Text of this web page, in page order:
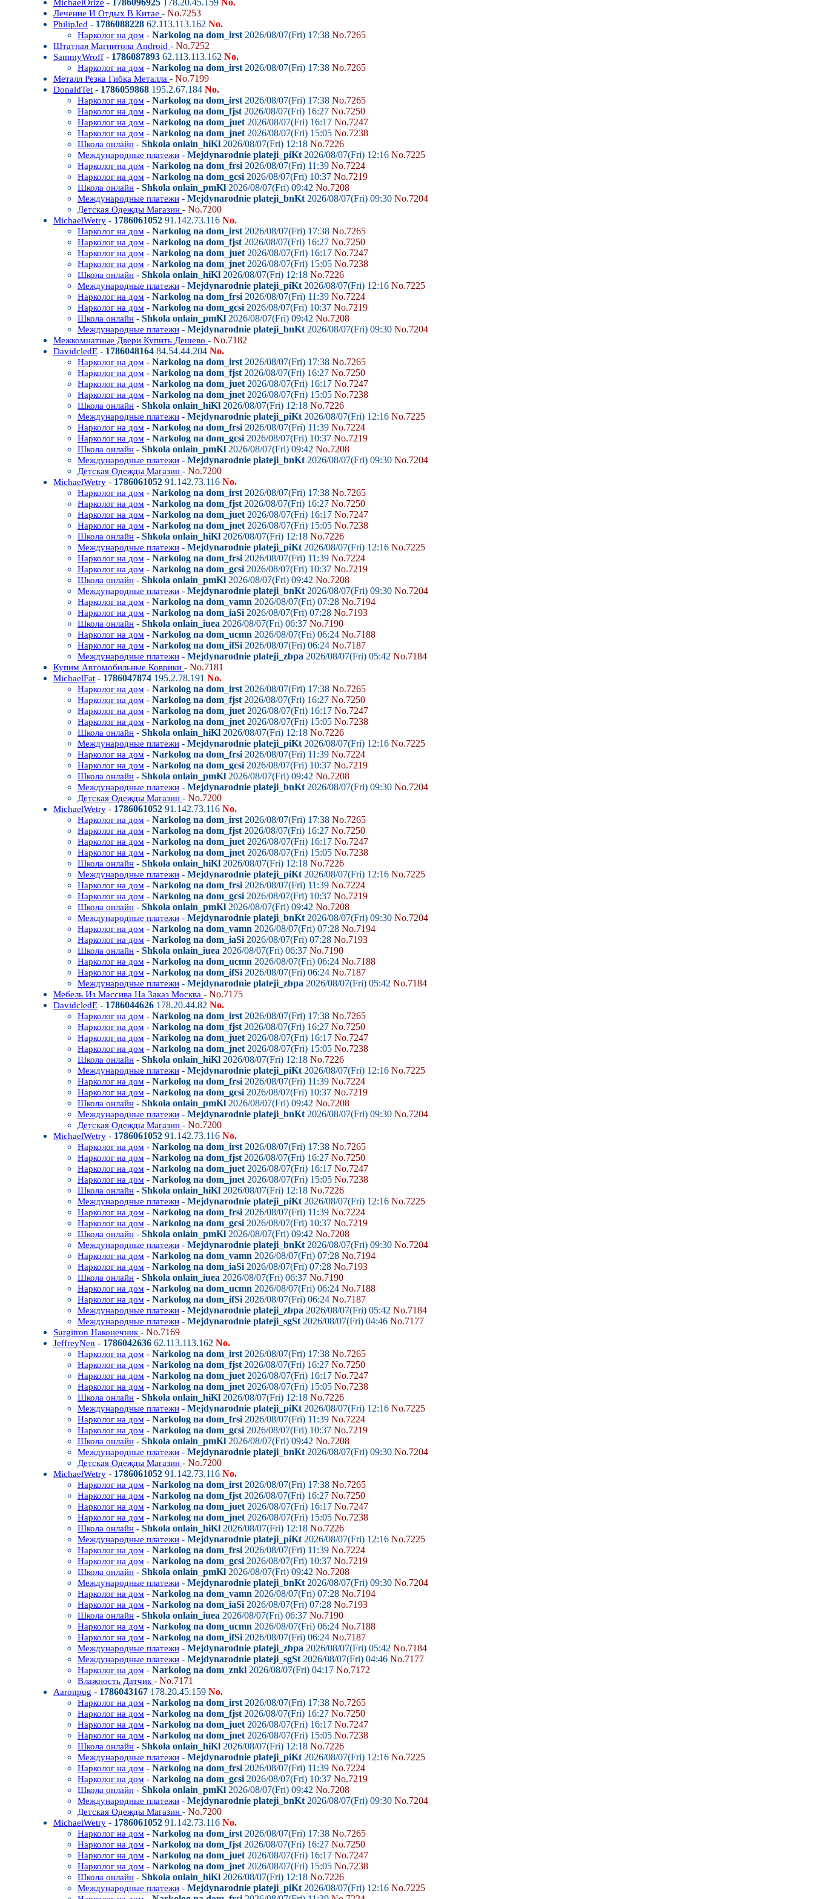
MichaelOrize - 1786096925 178.20.45.159 No.
Лечение И Отдых В Китае - No.7253
PhilipJed - 1786088228 62.113.113.162 No.
Нарколог на дом - Narkolog na dom_irst 2026/08/07(Fri) 17:38 No.7265
Штатная Магнитола Android - No.7252
SammyWroff - 1786087893 62.113.113.162 No.
Нарколог на дом - Narkolog na dom_irst 2026/08/07(Fri) 17:38 No.7265
Металл Резка Гибка Металла - No.7199
DonaldTet - 1786059868 195.2.67.184 No.
Нарколог на дом - Narkolog na dom_irst 2026/08/07(Fri) 17:38 No.7265
Нарколог на дом - Narkolog na dom_fjst 2026/08/07(Fri) 16:27 No.7250
Нарколог на дом - Narkolog na dom_juet 2026/08/07(Fri) 16:17 No.7247
Нарколог на дом - Narkolog na dom_jnet 2026/08/07(Fri) 15:05 No.7238
Школа онлайн - Shkola onlain_hiKl 2026/08/07(Fri) 12:18 No.7226
Международные платежи - Mejdynarodnie plateji_piKt 2026/08/07(Fri) 12:16 No.7225
Нарколог на дом - Narkolog na dom_frsi 2026/08/07(Fri) 11:39 No.7224
Нарколог на дом - Narkolog na dom_gcsi 2026/08/07(Fri) 10:37 No.7219
Школа онлайн - Shkola onlain_pmKl 2026/08/07(Fri) 09:42 No.7208
Международные платежи - Mejdynarodnie plateji_bnKt 2026/08/07(Fri) 09:30 No.7204
Детская Одежды Магазин - No.7200
MichaelWetry - 1786061052 91.142.73.116 No.
Нарколог на дом - Narkolog na dom_irst 2026/08/07(Fri) 17:38 No.7265
Нарколог на дом - Narkolog na dom_fjst 2026/08/07(Fri) 16:27 No.7250
Нарколог на дом - Narkolog na dom_juet 2026/08/07(Fri) 16:17 No.7247
Нарколог на дом - Narkolog na dom_jnet 2026/08/07(Fri) 15:05 No.7238
Школа онлайн - Shkola onlain_hiKl 2026/08/07(Fri) 12:18 No.7226
Международные платежи - Mejdynarodnie plateji_piKt 2026/08/07(Fri) 12:16 No.7225
Нарколог на дом - Narkolog na dom_frsi 2026/08/07(Fri) 11:39 No.7224
Нарколог на дом - Narkolog na dom_gcsi 2026/08/07(Fri) 10:37 No.7219
Школа онлайн - Shkola onlain_pmKl 2026/08/07(Fri) 09:42 No.7208
Международные платежи - Mejdynarodnie plateji_bnKt 2026/08/07(Fri) 09:30 No.7204
Межкомнатные Двери Купить Дешево - No.7182
DavidcledE - 1786048164 84.54.44.204 No.
Нарколог на дом - Narkolog na dom_irst 2026/08/07(Fri) 17:38 No.7265
Нарколог на дом - Narkolog na dom_fjst 2026/08/07(Fri) 16:27 No.7250
Нарколог на дом - Narkolog na dom_juet 2026/08/07(Fri) 16:17 No.7247
Нарколог на дом - Narkolog na dom_jnet 2026/08/07(Fri) 15:05 No.7238
Школа онлайн - Shkola onlain_hiKl 2026/08/07(Fri) 12:18 No.7226
Международные платежи - Mejdynarodnie plateji_piKt 2026/08/07(Fri) 12:16 No.7225
Нарколог на дом - Narkolog na dom_frsi 2026/08/07(Fri) 11:39 No.7224
Нарколог на дом - Narkolog na dom_gcsi 2026/08/07(Fri) 10:37 No.7219
Школа онлайн - Shkola onlain_pmKl 2026/08/07(Fri) 09:42 No.7208
Международные платежи - Mejdynarodnie plateji_bnKt 2026/08/07(Fri) 09:30 No.7204
Детская Одежды Магазин - No.7200
MichaelWetry - 1786061052 91.142.73.116 No.
Нарколог на дом - Narkolog na dom_irst 2026/08/07(Fri) 17:38 No.7265
Нарколог на дом - Narkolog na dom_fjst 2026/08/07(Fri) 16:27 No.7250
Нарколог на дом - Narkolog na dom_juet 2026/08/07(Fri) 16:17 No.7247
Нарколог на дом - Narkolog na dom_jnet 2026/08/07(Fri) 15:05 No.7238
Школа онлайн - Shkola onlain_hiKl 2026/08/07(Fri) 12:18 No.7226
Международные платежи - Mejdynarodnie plateji_piKt 2026/08/07(Fri) 12:16 No.7225
Нарколог на дом - Narkolog na dom_frsi 2026/08/07(Fri) 11:39 No.7224
Нарколог на дом - Narkolog na dom_gcsi 2026/08/07(Fri) 10:37 No.7219
Школа онлайн - Shkola onlain_pmKl 2026/08/07(Fri) 09:42 No.7208
Международные платежи - Mejdynarodnie plateji_bnKt 2026/08/07(Fri) 09:30 No.7204
Нарколог на дом - Narkolog na dom_vamn 2026/08/07(Fri) 07:28 No.7194
Нарколог на дом - Narkolog na dom_iaSi 2026/08/07(Fri) 07:28 No.7193
Школа онлайн - Shkola onlain_iuea 2026/08/07(Fri) 06:37 No.7190
Нарколог на дом - Narkolog na dom_ucmn 2026/08/07(Fri) 06:24 No.7188
Нарколог на дом - Narkolog na dom_ifSi 2026/08/07(Fri) 06:24 No.7187
Международные платежи - Mejdynarodnie plateji_zbpa 2026/08/07(Fri) 05:42 No.7184
Купим Автомобильные Коврики - No.7181
MichaelFat - 1786047874 195.2.78.191 No.
Нарколог на дом - Narkolog na dom_irst 2026/08/07(Fri) 17:38 No.7265
Нарколог на дом - Narkolog na dom_fjst 2026/08/07(Fri) 16:27 No.7250
Нарколог на дом - Narkolog na dom_juet 2026/08/07(Fri) 16:17 No.7247
Нарколог на дом - Narkolog na dom_jnet 2026/08/07(Fri) 15:05 No.7238
Школа онлайн - Shkola onlain_hiKl 2026/08/07(Fri) 12:18 No.7226
Международные платежи - Mejdynarodnie plateji_piKt 2026/08/07(Fri) 12:16 No.7225
Нарколог на дом - Narkolog na dom_frsi 2026/08/07(Fri) 11:39 No.7224
Нарколог на дом - Narkolog na dom_gcsi 2026/08/07(Fri) 10:37 No.7219
Школа онлайн - Shkola onlain_pmKl 2026/08/07(Fri) 09:42 No.7208
Международные платежи - Mejdynarodnie plateji_bnKt 2026/08/07(Fri) 09:30 No.7204
Детская Одежды Магазин - No.7200
MichaelWetry - 1786061052 91.142.73.116 No.
Нарколог на дом - Narkolog na dom_irst 2026/08/07(Fri) 17:38 No.7265
Нарколог на дом - Narkolog na dom_fjst 2026/08/07(Fri) 16:27 No.7250
Нарколог на дом - Narkolog na dom_juet 2026/08/07(Fri) 16:17 No.7247
Нарколог на дом - Narkolog na dom_jnet 2026/08/07(Fri) 15:05 No.7238
Школа онлайн - Shkola onlain_hiKl 2026/08/07(Fri) 12:18 No.7226
Международные платежи - Mejdynarodnie plateji_piKt 2026/08/07(Fri) 12:16 No.7225
Нарколог на дом - Narkolog na dom_frsi 2026/08/07(Fri) 11:39 No.7224
Нарколог на дом - Narkolog na dom_gcsi 2026/08/07(Fri) 10:37 No.7219
Школа онлайн - Shkola onlain_pmKl 2026/08/07(Fri) 09:42 No.7208
Международные платежи - Mejdynarodnie plateji_bnKt 2026/08/07(Fri) 09:30 No.7204
Нарколог на дом - Narkolog na dom_vamn 2026/08/07(Fri) 07:28 No.7194
Нарколог на дом - Narkolog na dom_iaSi 2026/08/07(Fri) 07:28 No.7193
Школа онлайн - Shkola onlain_iuea 2026/08/07(Fri) 06:37 No.7190
Нарколог на дом - Narkolog na dom_ucmn 2026/08/07(Fri) 06:24 No.7188
Нарколог на дом - Narkolog na dom_ifSi 2026/08/07(Fri) 06:24 No.7187
Международные платежи - Mejdynarodnie plateji_zbpa 2026/08/07(Fri) 05:42 No.7184
Мебель Из Массива На Заказ Москва - No.7175
DavidcledE - 1786044626 178.20.44.82 No.
Нарколог на дом - Narkolog na dom_irst 2026/08/07(Fri) 17:38 No.7265
Нарколог на дом - Narkolog na dom_fjst 2026/08/07(Fri) 16:27 No.7250
Нарколог на дом - Narkolog na dom_juet 2026/08/07(Fri) 16:17 No.7247
Нарколог на дом - Narkolog na dom_jnet 2026/08/07(Fri) 15:05 No.7238
Школа онлайн - Shkola onlain_hiKl 2026/08/07(Fri) 12:18 No.7226
Международные платежи - Mejdynarodnie plateji_piKt 2026/08/07(Fri) 12:16 No.7225
Нарколог на дом - Narkolog na dom_frsi 2026/08/07(Fri) 11:39 No.7224
Нарколог на дом - Narkolog na dom_gcsi 2026/08/07(Fri) 10:37 No.7219
Школа онлайн - Shkola onlain_pmKl 2026/08/07(Fri) 09:42 No.7208
Международные платежи - Mejdynarodnie plateji_bnKt 2026/08/07(Fri) 09:30 No.7204
Детская Одежды Магазин - No.7200
MichaelWetry - 1786061052 91.142.73.116 No.
Нарколог на дом - Narkolog na dom_irst 2026/08/07(Fri) 17:38 No.7265
Нарколог на дом - Narkolog na dom_fjst 2026/08/07(Fri) 16:27 No.7250
Нарколог на дом - Narkolog na dom_juet 2026/08/07(Fri) 16:17 No.7247
Нарколог на дом - Narkolog na dom_jnet 2026/08/07(Fri) 15:05 No.7238
Школа онлайн - Shkola onlain_hiKl 2026/08/07(Fri) 12:18 No.7226
Международные платежи - Mejdynarodnie plateji_piKt 2026/08/07(Fri) 12:16 No.7225
Нарколог на дом - Narkolog na dom_frsi 2026/08/07(Fri) 11:39 No.7224
Нарколог на дом - Narkolog na dom_gcsi 2026/08/07(Fri) 10:37 No.7219
Школа онлайн - Shkola onlain_pmKl 2026/08/07(Fri) 09:42 No.7208
Международные платежи - Mejdynarodnie plateji_bnKt 2026/08/07(Fri) 09:30 No.7204
Нарколог на дом - Narkolog na dom_vamn 2026/08/07(Fri) 07:28 No.7194
Нарколог на дом - Narkolog na dom_iaSi 2026/08/07(Fri) 07:28 No.7193
Школа онлайн - Shkola onlain_iuea 2026/08/07(Fri) 06:37 No.7190
Нарколог на дом - Narkolog na dom_ucmn 2026/08/07(Fri) 06:24 No.7188
Нарколог на дом - Narkolog na dom_ifSi 2026/08/07(Fri) 06:24 No.7187
Международные платежи - Mejdynarodnie plateji_zbpa 2026/08/07(Fri) 05:42 No.7184
Международные платежи - Mejdynarodnie plateji_sgSt 2026/08/07(Fri) 04:46 No.7177
Surgitron Наконечник - No.7169
JeffreyNen - 1786042636 62.113.113.162 No.
Нарколог на дом - Narkolog na dom_irst 2026/08/07(Fri) 17:38 No.7265
Нарколог на дом - Narkolog na dom_fjst 2026/08/07(Fri) 16:27 No.7250
Нарколог на дом - Narkolog na dom_juet 2026/08/07(Fri) 16:17 No.7247
Нарколог на дом - Narkolog na dom_jnet 2026/08/07(Fri) 15:05 No.7238
Школа онлайн - Shkola onlain_hiKl 2026/08/07(Fri) 12:18 No.7226
Международные платежи - Mejdynarodnie plateji_piKt 2026/08/07(Fri) 12:16 No.7225
Нарколог на дом - Narkolog na dom_frsi 2026/08/07(Fri) 11:39 No.7224
Нарколог на дом - Narkolog na dom_gcsi 2026/08/07(Fri) 10:37 No.7219
Школа онлайн - Shkola onlain_pmKl 2026/08/07(Fri) 09:42 No.7208
Международные платежи - Mejdynarodnie plateji_bnKt 2026/08/07(Fri) 09:30 No.7204
Детская Одежды Магазин - No.7200
MichaelWetry - 1786061052 91.142.73.116 No.
Нарколог на дом - Narkolog na dom_irst 2026/08/07(Fri) 17:38 No.7265
Нарколог на дом - Narkolog na dom_fjst 2026/08/07(Fri) 16:27 No.7250
Нарколог на дом - Narkolog na dom_juet 2026/08/07(Fri) 16:17 No.7247
Нарколог на дом - Narkolog na dom_jnet 2026/08/07(Fri) 15:05 No.7238
Школа онлайн - Shkola onlain_hiKl 2026/08/07(Fri) 12:18 No.7226
Международные платежи - Mejdynarodnie plateji_piKt 2026/08/07(Fri) 12:16 No.7225
Нарколог на дом - Narkolog na dom_frsi 2026/08/07(Fri) 11:39 No.7224
Нарколог на дом - Narkolog na dom_gcsi 2026/08/07(Fri) 10:37 No.7219
Школа онлайн - Shkola onlain_pmKl 2026/08/07(Fri) 09:42 No.7208
Международные платежи - Mejdynarodnie plateji_bnKt 2026/08/07(Fri) 09:30 No.7204
Нарколог на дом - Narkolog na dom_vamn 2026/08/07(Fri) 07:28 No.7194
Нарколог на дом - Narkolog na dom_iaSi 2026/08/07(Fri) 07:28 No.7193
Школа онлайн - Shkola onlain_iuea 2026/08/07(Fri) 06:37 No.7190
Нарколог на дом - Narkolog na dom_ucmn 2026/08/07(Fri) 06:24 No.7188
Нарколог на дом - Narkolog na dom_ifSi 2026/08/07(Fri) 06:24 No.7187
Международные платежи - Mejdynarodnie plateji_zbpa 2026/08/07(Fri) 05:42 No.7184
Международные платежи - Mejdynarodnie plateji_sgSt 2026/08/07(Fri) 04:46 No.7177
Нарколог на дом - Narkolog na dom_znkl 2026/08/07(Fri) 04:17 No.7172
Влажность Датчик - No.7171
Aaronpug - 1786043167 178.20.45.159 No.
Нарколог на дом - Narkolog na dom_irst 2026/08/07(Fri) 17:38 No.7265
Нарколог на дом - Narkolog na dom_fjst 2026/08/07(Fri) 16:27 No.7250
Нарколог на дом - Narkolog na dom_juet 2026/08/07(Fri) 16:17 No.7247
Нарколог на дом - Narkolog na dom_jnet 2026/08/07(Fri) 15:05 No.7238
Школа онлайн - Shkola onlain_hiKl 2026/08/07(Fri) 12:18 No.7226
Международные платежи - Mejdynarodnie plateji_piKt 2026/08/07(Fri) 12:16 No.7225
Нарколог на дом - Narkolog na dom_frsi 2026/08/07(Fri) 11:39 No.7224
Нарколог на дом - Narkolog na dom_gcsi 2026/08/07(Fri) 10:37 No.7219
Школа онлайн - Shkola onlain_pmKl 2026/08/07(Fri) 09:42 No.7208
Международные платежи - Mejdynarodnie plateji_bnKt 2026/08/07(Fri) 09:30 No.7204
Детская Одежды Магазин - No.7200
MichaelWetry - 1786061052 91.142.73.116 No.
Нарколог на дом - Narkolog na dom_irst 2026/08/07(Fri) 17:38 No.7265
Нарколог на дом - Narkolog na dom_fjst 2026/08/07(Fri) 16:27 No.7250
Нарколог на дом - Narkolog na dom_juet 2026/08/07(Fri) 16:17 No.7247
Нарколог на дом - Narkolog na dom_jnet 2026/08/07(Fri) 15:05 No.7238
Школа онлайн - Shkola onlain_hiKl 2026/08/07(Fri) 12:18 No.7226
Международные платежи - Mejdynarodnie plateji_piKt 2026/08/07(Fri) 12:16 No.7225